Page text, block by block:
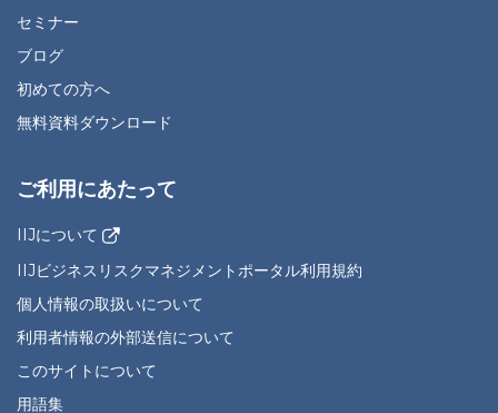
セミナー
ブログ
初めての方へ
無料資料ダウンロード
ご利用にあたって
IIJについて
IIJビジネスリスクマネジメントポータル利用規約
個人情報の取扱いについて
利用者情報の外部送信について
このサイトについて
用語集